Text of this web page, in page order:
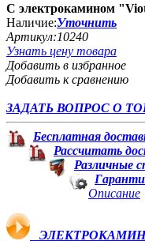
C электрокамином
Наличие:Уточнить
Артикул:10240
Узнать цену товара
Добавить в избранное
Добавить к сравнению
ЗАДАТЬ ВОПРОС О
Бесплатная
Рассчитать
Различные
Описание